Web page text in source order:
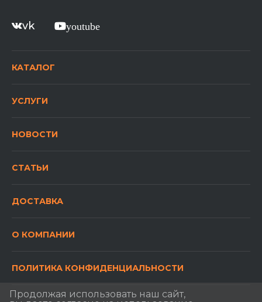
vk youtube
КАТАЛОГ
УСЛУГИ
НОВОСТИ
СТАТЬИ
ДОСТАВКА
О КОМПАНИИ
ПОЛИТИКА КОНФИДЕНЦИАЛЬНОСТИ
Продолжая использовать наш сайт,